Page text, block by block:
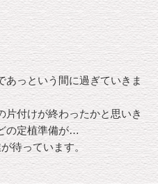
あっという間に過ぎていきま
片付けが終わったかと思いき
の定植準備が…
待っています。